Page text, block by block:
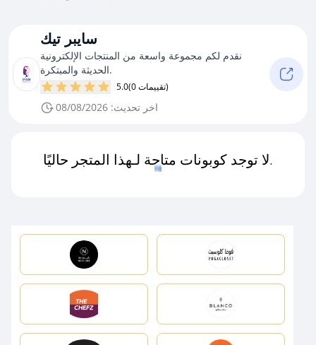
سايبر تيك
نقدم لكم مجموعة واسعة من المنتجات الإلكترونية
الحديثة والمبتكرة.
5.0 (0 تقييمات)
اخر تحديث: 08/08/2026
لا توجد كوبونات متاحة لـهذا المتجر حاليًا.